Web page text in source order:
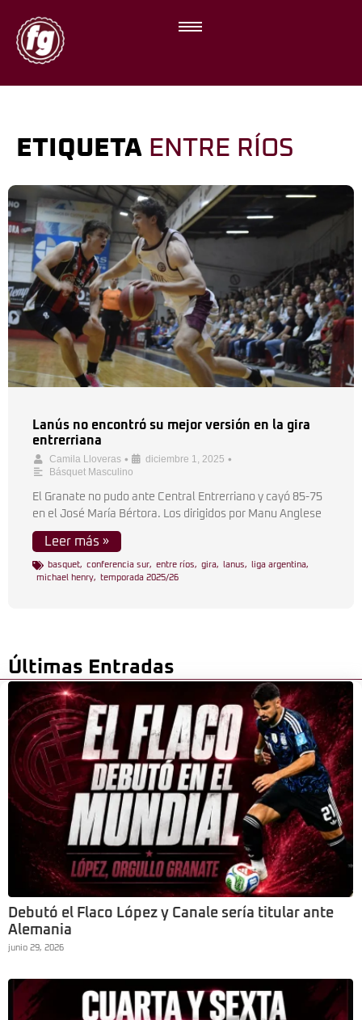
ETIQUETA ENTRE RÍOS
Lanús no encontró su mejor versión en la gira
entrerriana
Camila Lloveras • diciembre 1, 2025 •
Básquet Masculino
El Granate no pudo ante Central Entrerriano y cayó 85-75
en el José María Bértora. Los dirigidos por Manu Anglese
Leer más »
basquet, conferencia sur, entre ríos, gira, lanus, liga argentina,
michael henry, temporada 2025/26
Últimas Entradas
Debutó el Flaco López y Canale sería titular ante
Alemania
junio 29, 2026